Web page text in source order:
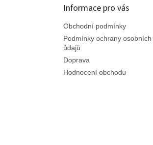
Informace pro vás
Obchodní podmínky
Podmínky ochrany osobních
údajů
Doprava
Hodnocení obchodu